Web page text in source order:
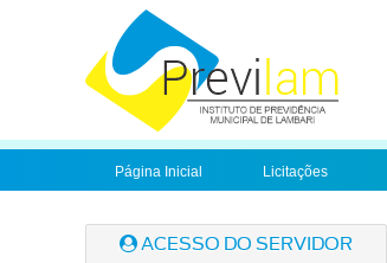
Página Inicial Licitações
ACESSO DO SERVIDOR